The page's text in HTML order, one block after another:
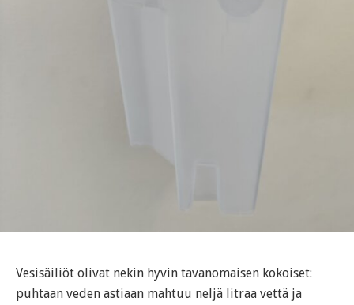
Vesisäiliöt olivat nekin hyvin tavanomaisen kokoiset:
puhtaan veden astiaan mahtuu neljä litraa vettä ja